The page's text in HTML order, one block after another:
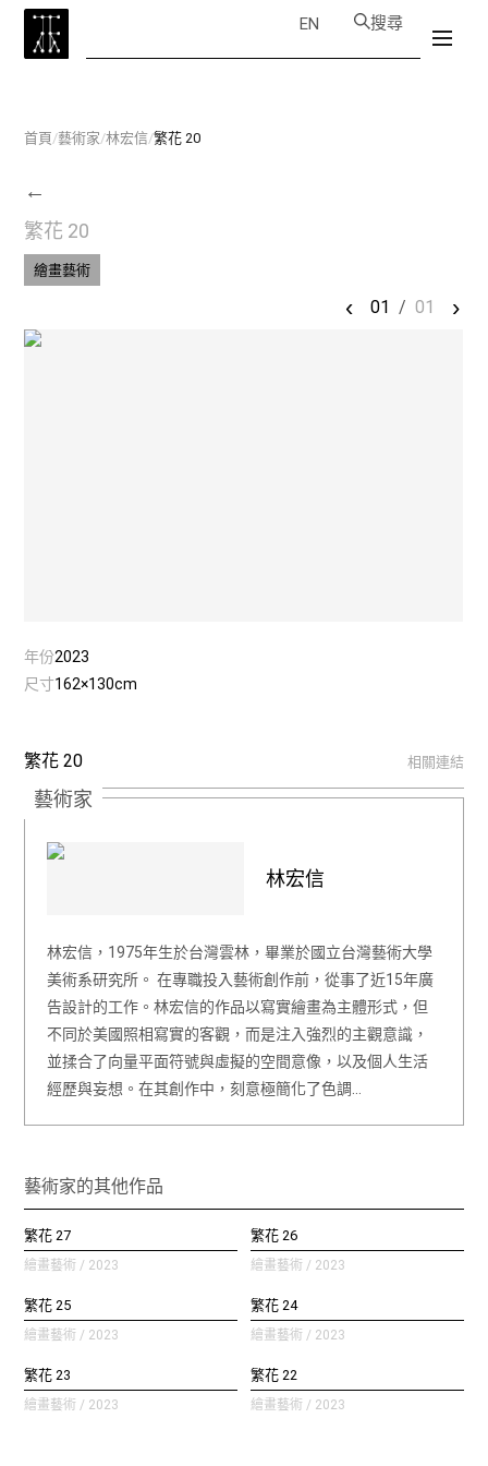
EN 搜尋
首頁/藝術家/林宏信/繁花 20
←
繁花 20
繪畫藝術
‹ 01 / 01 ›
年份2023
尺寸162×130cm
繁花 20 相關連結
藝術家
林宏信
林宏信，1975年生於台灣雲林，畢業於國立台灣藝術大學
美術系研究所。 在專職投入藝術創作前，從事了近15年廣
告設計的工作。林宏信的作品以寫實繪畫為主體形式，但
不同於美國照相寫實的客觀，而是注入強烈的主觀意識，
並揉合了向量平面符號與虛擬的空間意像，以及個人生活
經歷與妄想。在其創作中，刻意極簡化了色調…
藝術家的其他作品
繁花 27
繪畫藝術 / 2023
繁花 26
繪畫藝術 / 2023
繁花 25
繪畫藝術 / 2023
繁花 24
繪畫藝術 / 2023
繁花 23
繪畫藝術 / 2023
繁花 22
繪畫藝術 / 2023